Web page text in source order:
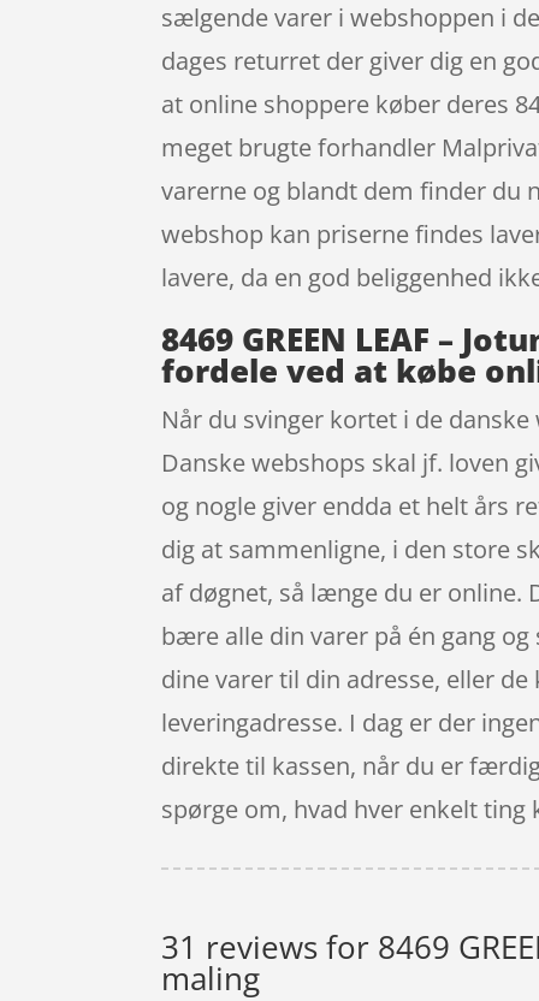
sælgende varer i webshoppen i
dages returret der giver dig en
at online shoppere køber deres
meget brugte forhandler
varerne og blandt dem finder du
webshop kan priserne findes
lavere, da en god beliggenhed
8469 GREEN LEAF –
fordele ved at købe
Når du svinger kortet i de
Danske webshops skal jf. loven
og nogle giver endda et helt års
dig at sammenligne, i den store
af døgnet, så længe du er online.
bære alle din varer på én gang
dine varer til din adresse, eller
leveringadresse. I dag er der
direkte til kassen, når du er
spørge om, hvad hver enkelt ting
31 reviews for 8469
maling